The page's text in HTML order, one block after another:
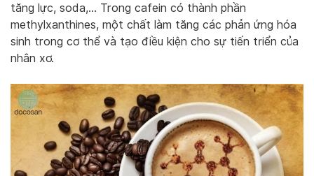
tăng lực, soda,… Trong cafein có thành phần
methylxanthines, một chất làm tăng các phản ứng hóa
sinh trong cơ thể và tạo điều kiện cho sự tiến triển của
nhân xơ.